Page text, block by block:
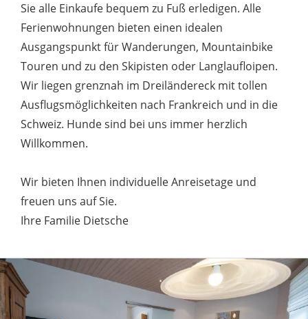
Sie alle Einkaufe bequem zu Fuß erledigen. Alle
Ferienwohnungen bieten einen idealen
Ausgangspunkt für Wanderungen, Mountainbike
Touren und zu den Skipisten oder Langlaufloipen.
Wir liegen grenznah im Dreiländereck mit tollen
Ausflugsmöglichkeiten nach Frankreich und in die
Schweiz. Hunde sind bei uns immer herzlich
Willkommen.
Wir bieten Ihnen individuelle Anreisetage und
freuen uns auf Sie.
Ihre Familie Dietsche